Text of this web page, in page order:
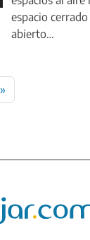
espacio
abierto…